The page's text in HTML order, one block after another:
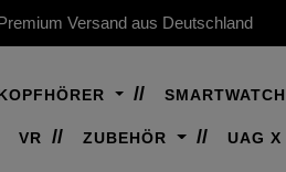
Versand aus Deutschland
SMARTWATCH
VR ZUBEHÖR UAG X